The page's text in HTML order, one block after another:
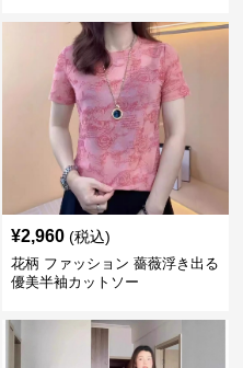
¥2,960 (税込)
花柄 ファッション 薔薇浮き出る
優美半袖カットソー